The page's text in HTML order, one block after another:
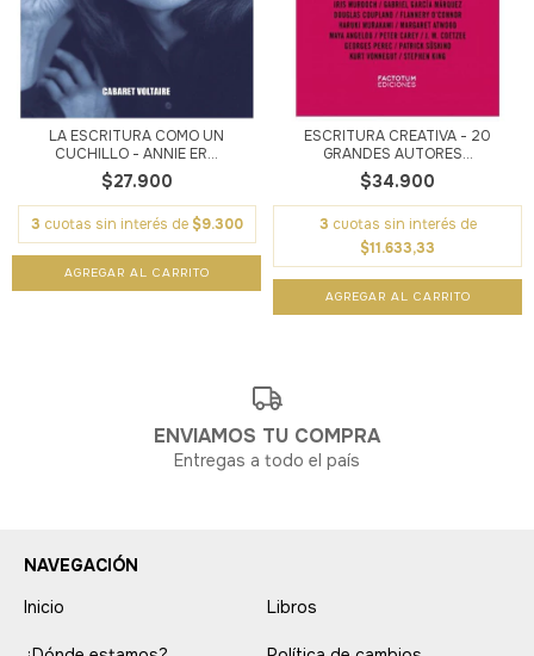
LA ESCRITURA COMO UN
CUCHILLO - ANNIE ER...
$27.900
3 cuotas sin interés de $9.300
ESCRITURA CREATIVA - 20
GRANDES AUTORES...
$34.900
3 cuotas sin interés de
$11.633,33
ENVIAMOS TU COMPRA
Entregas a todo el país
NAVEGACIÓN
Inicio
Libros